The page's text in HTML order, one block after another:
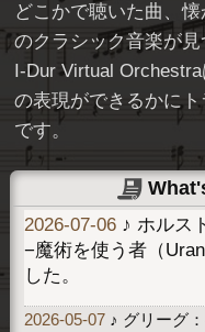
どこかで聴いた曲、
のクラシック音楽が
I-Dur Virtual
の表現ができるかに
です。
2026-07-06 ♪ ホルス
−魔術を使う者（
した。
2026-05-07 ♪ グリーグ